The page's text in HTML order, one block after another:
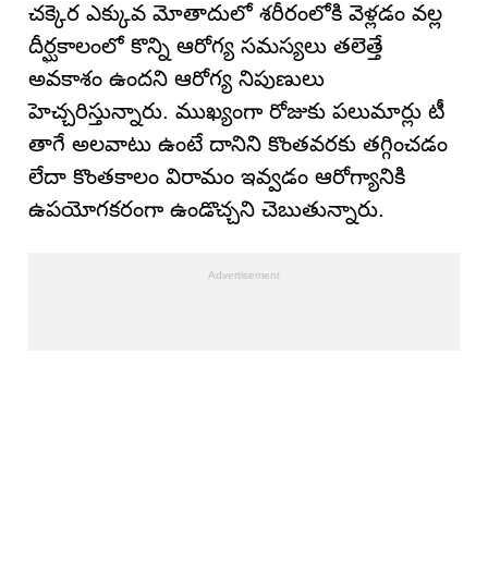
చక్కెర ఎక్కువ మోతాదులో శరీరంలోకి వెళ్లడం వల్ల
దీర్ఘకాలంలో కొన్ని ఆరోగ్య సమస్యలు తలెత్తే
అవకాశం ఉందని ఆరోగ్య నిపుణులు
హెచ్చరిస్తున్నారు. ముఖ్యంగా రోజుకు పలుమార్లు టీ
తాగే అలవాటు ఉంటే దానిని కొంతవరకు తగ్గించడం
లేదా కొంతకాలం విరామం ఇవ్వడం ఆరోగ్యానికి
ఉపయోగకరంగా ఉండొచ్చని చెబుతున్నారు.